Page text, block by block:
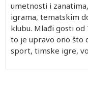
umetnosti i
igrama, tematskim
klubu. Mlađi gosti
to je upravo ono što
sport, timske igre,